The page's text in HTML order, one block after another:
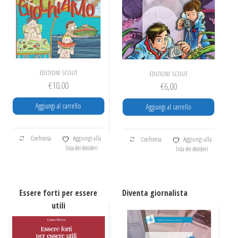
EDIZIONI SCOUT
€10,00
Aggiungi al carrello
Confronta
Aggiungi alla
lista dei desideri
EDIZIONI SCOUT
€6,00
Aggiungi al carrello
Confronta
Aggiungi alla
lista dei desideri
Essere forti per essere
utili
Diventa giornalista